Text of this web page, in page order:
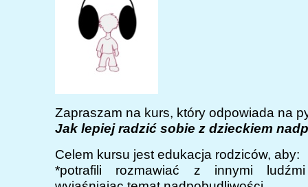
Zapraszam na kurs, który odpowiada na
Jak lepiej radzić sobie z dzieckiem
Celem kursu jest edukacja rodziców, aby:
*potrafili rozmawiać z innymi